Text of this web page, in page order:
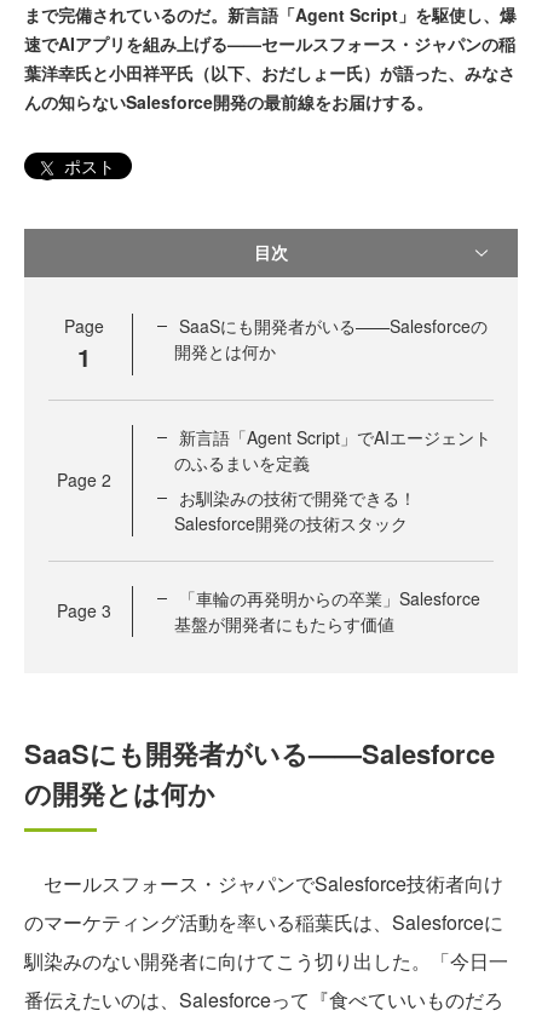
まで完備されているのだ。新言語「Agent Script」を駆使し、爆
速でAIアプリを組み上げる——セールスフォース・ジャパンの稲
葉洋幸氏と小田祥平氏（以下、おだしょー氏）が語った、みなさ
んの知らないSalesforce開発の最前線をお届けする。
ポスト
目次
Page
1
SaaSにも開発者がいる——Salesforceの
開発とは何か
Page 2
新言語「Agent Script」でAIエージェント
のふるまいを定義
お馴染みの技術で開発できる！
Salesforce開発の技術スタック
Page 3
「車輪の再発明からの卒業」Salesforce
基盤が開発者にもたらす価値
SaaSにも開発者がいる——Salesforce
の開発とは何か
セールスフォース・ジャパンでSalesforce技術者向け
のマーケティング活動を率いる稲葉氏は、Salesforceに
馴染みのない開発者に向けてこう切り出した。「今日一
番伝えたいのは、Salesforceって『食べていいものだろ